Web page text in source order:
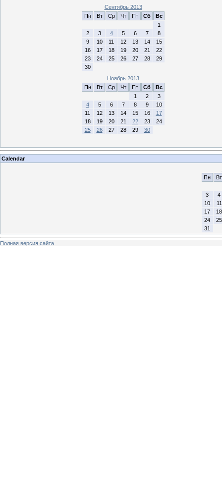
Сентябрь 2013
Пн
Вт Ср Чт Пт Сб
Вс
1
2
3 4 5 6 7
8
9
10 11 12 13 14
15
16
17 18 19 20 21
22
23
24 25 26 27 28
29
30
Ноябрь 2013
Пн
Вт Ср Чт Пт Сб
Вс
1
2
3
4
5 6 7 8 9
10
11
12 13 14 15 16
17
18
19 20 21 22 23
24
25
26 27 28 29 30
Calendar
Пн
Вт
3
4
10
11
17
18
24
25
31
Полная версия сайта